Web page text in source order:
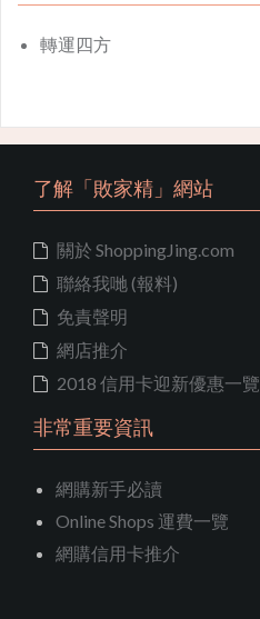
轉運四方
了解「敗家精」網站
關於 ShoppingJing.com
聯絡我哋 (報料)
免責聲明
網店推介
2018 信用卡迎新優惠一覽
非常重要資訊
網購新手必讀
Online Shops 運費一覽
網購信用卡推介